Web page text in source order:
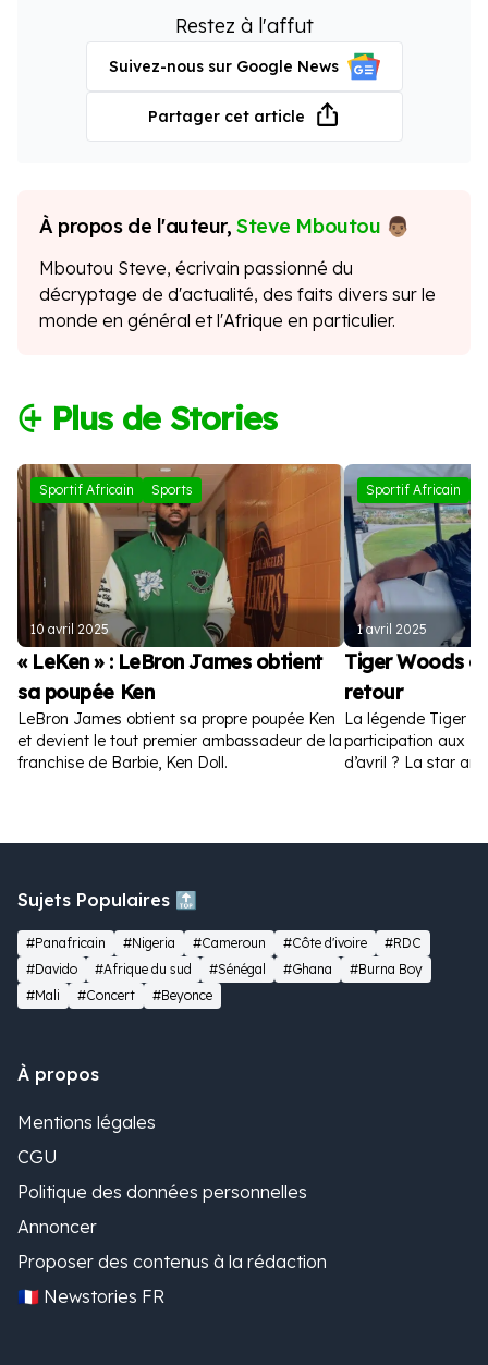
Restez à l'affut
Suivez-nous sur Google News
Partager cet article
À propos de l'auteur,Steve Mboutou
Mboutou Steve, écrivain passionné du
décryptage de d'actualité, des faits divers sur le
monde en général et l'Afrique en particulier.
⨭ Plus de Stories
Sportif Africain Sports
10 avril 2025
« LeKen » : LeBron James obtient
sa poupée Ken
LeBron James obtient sa propre poupée Ken
et devient le tout premier ambassadeur de la
franchise de Barbie, Ken Doll.
Sportif Africain
1 avril 2025
Tiger Woods
retour
La légende Tiger
participation aux
d’avril ? La star
Sujets Populaires 🔝
#Panafricain #Nigeria #Cameroun #Côte d'ivoire
#RDC
#Davido
#Afrique du sud #Sénégal #Ghana
#Burna Boy
#Mali
#Concert #Beyonce
À propos
Mentions légales
CGU
Politique des données personnelles
Annoncer
Proposer des contenus à la rédaction
🇫🇷 Newstories FR